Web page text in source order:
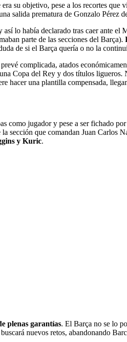
su objetivo, pese a los recortes
salida prematura de Gonzalo
así lo había declarado tras caer ante el
parte de las secciones del Barça).
de si el Barça quería o no la
complicada, atados
Copa del Rey y dos títulos ligueros.
hacer una plantilla compensada,
como jugador y pese a ser fichado
sección que comandan Juan
y Kuric.
plenas garantías. El Barça no se lo
nuevos retos, abandonando